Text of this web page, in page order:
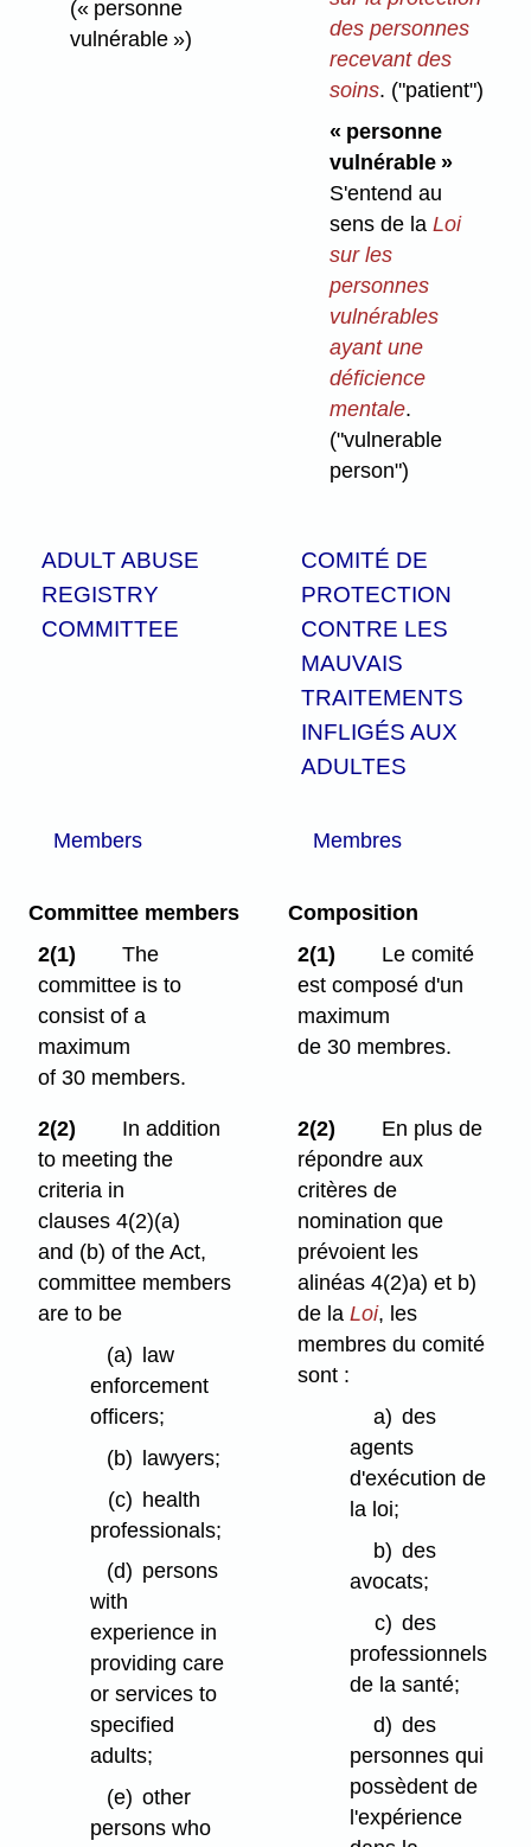
(« personne
vulnérable »)
des personnes
recevant des
soins. ("patient")
« personne
vulnérable »
S'entend au
sens de la Loi
sur les
personnes
vulnérables
ayant une
déficience
mentale.
("vulnerable
person")
ADULT ABUSE
REGISTRY
COMMITTEE
COMITÉ DE
PROTECTION
CONTRE LES
MAUVAIS
TRAITEMENTS
INFLIGÉS AUX
ADULTES
Members Membres
Committee members
2(1)
The
committee is to
consist of a
maximum
of 30 members.
Composition
2(1)
Le comité
est composé d'un
maximum
de 30 membres.
2(2)
In addition
to meeting the
criteria in
clauses 4(2)⁠(a)
and (b) of the Act,
committee members
are to be
(a)
law
enforcement
officers;
(b) lawyers;
(c) health
professionals;
(d) persons
with
experience in
providing care
or services to
specified
adults;
(e) other
persons who
2(2)
En plus de
répondre aux
critères de
nomination que
prévoient les
alinéas 4(2)a) et b)
de laLoi, les
membres du comité
sont :
a) des
agents
d'exécution de
la loi;
b) des
avocats;
c) des
professionnels
de la santé;
d) des
personnes qui
possèdent de
l'expérience